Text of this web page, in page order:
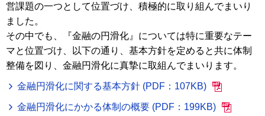
営課題の一つとして位置づけ、積極的に取り組んでまいり
ました。
その中でも、『金融の円滑化』については特に重要なテー
マと位置づけ、以下の通り、基本方針を定めると共に体制
整備を図り、金融円滑化に真摯に取組んでまいります。
金融円滑化に関する基本方針 (PDF：107KB)
金融円滑化にかかる体制の概要 (PDF：199KB)